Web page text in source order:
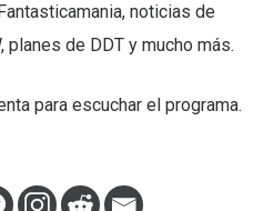
noticias de
planes de DDT y mucho más.
para escuchar el programa.